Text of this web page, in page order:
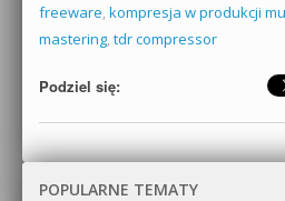
freeware, kompresja w produkcji
mastering, tdr compressor
Podziel się:
POPULARNE TEMATY